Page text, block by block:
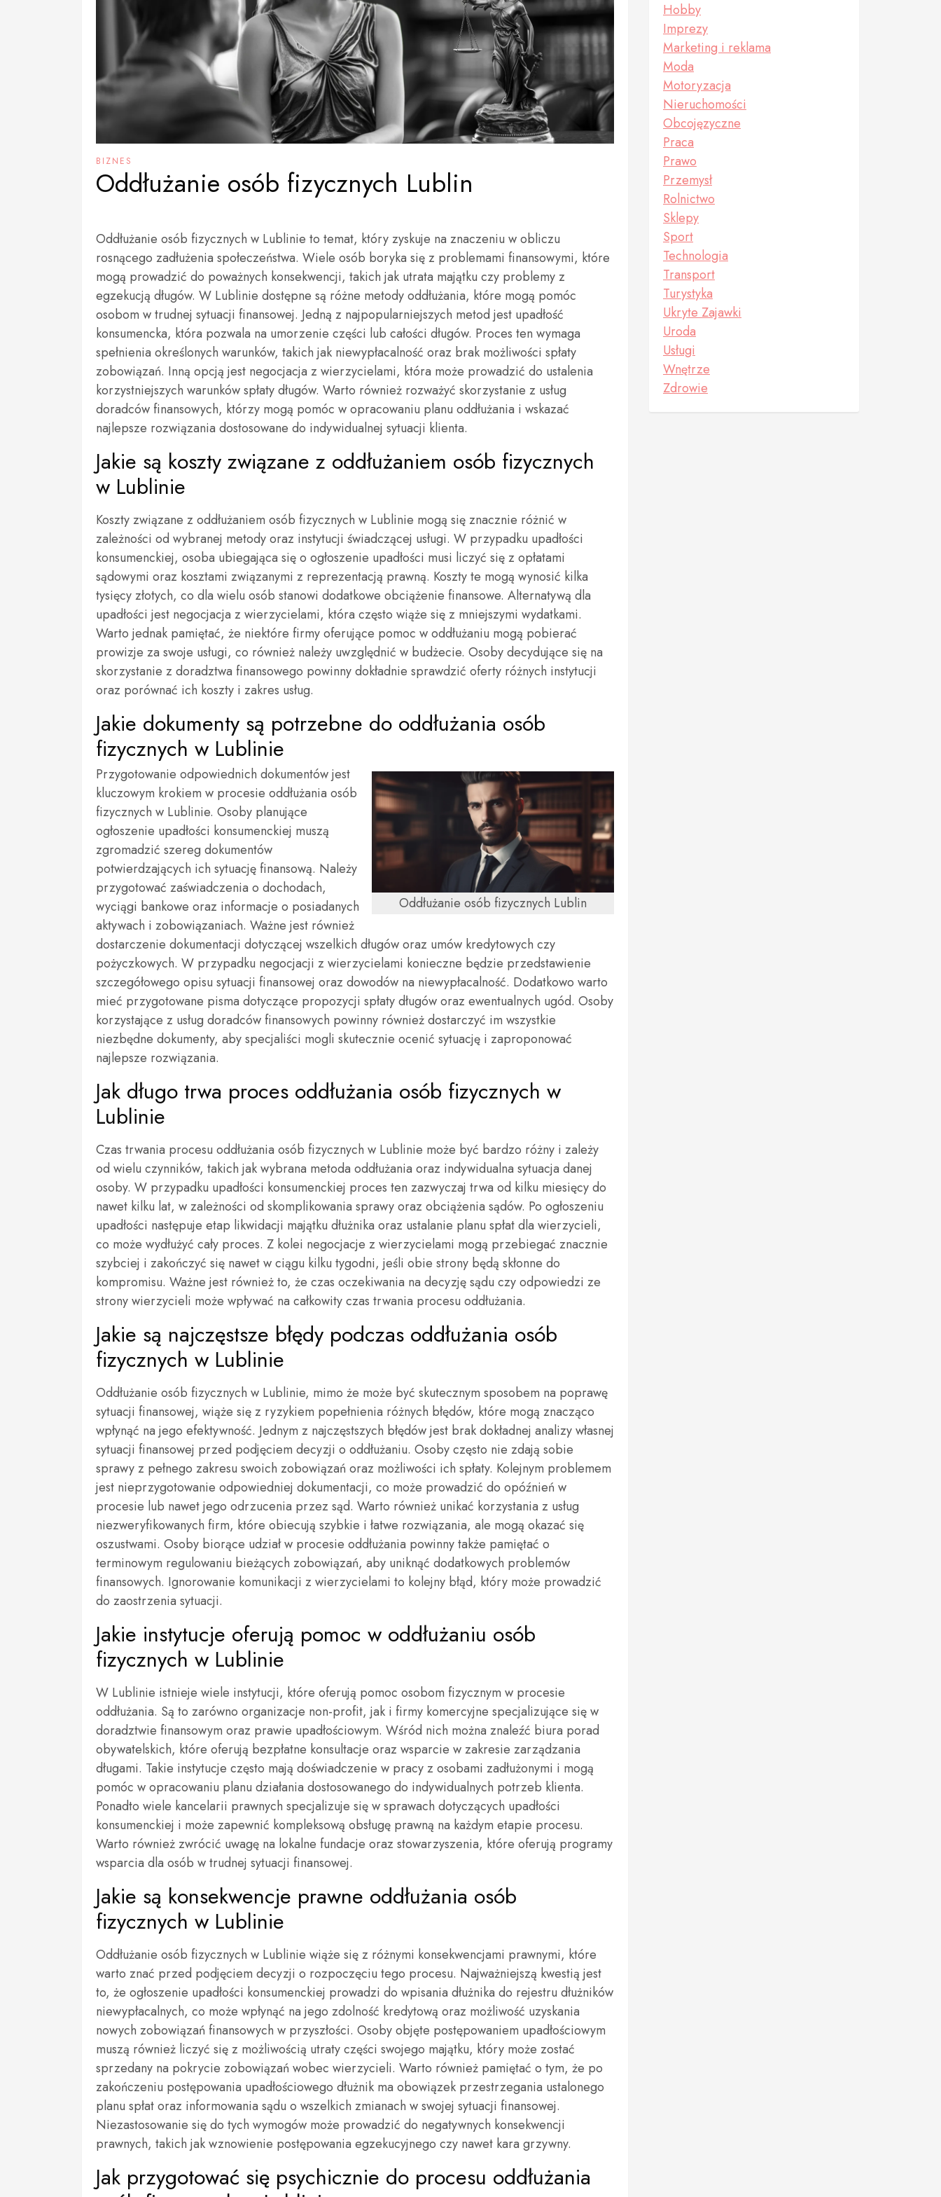
BIZNES
Oddłużanie osób fizycznych Lublin
Oddłużanie osób fizycznych w Lublinie to temat, który zyskuje na znaczeniu w obliczu
rosnącego zadłużenia społeczeństwa. Wiele osób boryka się z problemami finansowymi, które
mogą prowadzić do poważnych konsekwencji, takich jak utrata majątku czy problemy z
egzekucją długów. W Lublinie dostępne są różne metody oddłużania, które mogą pomóc
osobom w trudnej sytuacji finansowej. Jedną z najpopularniejszych metod jest upadłość
konsumencka, która pozwala na umorzenie części lub całości długów. Proces ten wymaga
spełnienia określonych warunków, takich jak niewypłacalność oraz brak możliwości spłaty
zobowiązań. Inną opcją jest negocjacja z wierzycielami, która może prowadzić do ustalenia
korzystniejszych warunków spłaty długów. Warto również rozważyć skorzystanie z usług
doradców finansowych, którzy mogą pomóc w opracowaniu planu oddłużania i wskazać
najlepsze rozwiązania dostosowane do indywidualnej sytuacji klienta.
Jakie są koszty związane z oddłużaniem osób fizycznych
w Lublinie
Koszty związane z oddłużaniem osób fizycznych w Lublinie mogą się znacznie różnić w
zależności od wybranej metody oraz instytucji świadczącej usługi. W przypadku upadłości
konsumenckiej, osoba ubiegająca się o ogłoszenie upadłości musi liczyć się z opłatami
sądowymi oraz kosztami związanymi z reprezentacją prawną. Koszty te mogą wynosić kilka
tysięcy złotych, co dla wielu osób stanowi dodatkowe obciążenie finansowe. Alternatywą dla
upadłości jest negocjacja z wierzycielami, która często wiąże się z mniejszymi wydatkami.
Warto jednak pamiętać, że niektóre firmy oferujące pomoc w oddłużaniu mogą pobierać
prowizje za swoje usługi, co również należy uwzględnić w budżecie. Osoby decydujące się na
skorzystanie z doradztwa finansowego powinny dokładnie sprawdzić oferty różnych instytucji
oraz porównać ich koszty i zakres usług.
Jakie dokumenty są potrzebne do oddłużania osób
fizycznych w Lublinie
Oddłużanie osób fizycznych Lublin
Przygotowanie odpowiednich dokumentów jest
kluczowym krokiem w procesie oddłużania osób
fizycznych w Lublinie. Osoby planujące
ogłoszenie upadłości konsumenckiej muszą
zgromadzić szereg dokumentów
potwierdzających ich sytuację finansową. Należy
przygotować zaświadczenia o dochodach,
wyciągi bankowe oraz informacje o posiadanych
aktywach i zobowiązaniach. Ważne jest również
dostarczenie dokumentacji dotyczącej wszelkich długów oraz umów kredytowych czy
pożyczkowych. W przypadku negocjacji z wierzycielami konieczne będzie przedstawienie
szczegółowego opisu sytuacji finansowej oraz dowodów na niewypłacalność. Dodatkowo warto
mieć przygotowane pisma dotyczące propozycji spłaty długów oraz ewentualnych ugód. Osoby
korzystające z usług doradców finansowych powinny również dostarczyć im wszystkie
niezbędne dokumenty, aby specjaliści mogli skutecznie ocenić sytuację i zaproponować
najlepsze rozwiązania.
Jak długo trwa proces oddłużania osób fizycznych w
Lublinie
Czas trwania procesu oddłużania osób fizycznych w Lublinie może być bardzo różny i zależy
od wielu czynników, takich jak wybrana metoda oddłużania oraz indywidualna sytuacja danej
osoby. W przypadku upadłości konsumenckiej proces ten zazwyczaj trwa od kilku miesięcy do
nawet kilku lat, w zależności od skomplikowania sprawy oraz obciążenia sądów. Po ogłoszeniu
upadłości następuje etap likwidacji majątku dłużnika oraz ustalanie planu spłat dla wierzycieli,
co może wydłużyć cały proces. Z kolei negocjacje z wierzycielami mogą przebiegać znacznie
szybciej i zakończyć się nawet w ciągu kilku tygodni, jeśli obie strony będą skłonne do
kompromisu. Ważne jest również to, że czas oczekiwania na decyzję sądu czy odpowiedzi ze
strony wierzycieli może wpływać na całkowity czas trwania procesu oddłużania.
Jakie są najczęstsze błędy podczas oddłużania osób
fizycznych w Lublinie
Oddłużanie osób fizycznych w Lublinie, mimo że może być skutecznym sposobem na poprawę
sytuacji finansowej, wiąże się z ryzykiem popełnienia różnych błędów, które mogą znacząco
wpłynąć na jego efektywność. Jednym z najczęstszych błędów jest brak dokładnej analizy własnej
sytuacji finansowej przed podjęciem decyzji o oddłużaniu. Osoby często nie zdają sobie
sprawy z pełnego zakresu swoich zobowiązań oraz możliwości ich spłaty. Kolejnym problemem
jest nieprzygotowanie odpowiedniej dokumentacji, co może prowadzić do opóźnień w
procesie lub nawet jego odrzucenia przez sąd. Warto również unikać korzystania z usług
niezweryfikowanych firm, które obiecują szybkie i łatwe rozwiązania, ale mogą okazać się
oszustwami. Osoby biorące udział w procesie oddłużania powinny także pamiętać o
terminowym regulowaniu bieżących zobowiązań, aby uniknąć dodatkowych problemów
finansowych. Ignorowanie komunikacji z wierzycielami to kolejny błąd, który może prowadzić
do zaostrzenia sytuacji.
Jakie instytucje oferują pomoc w oddłużaniu osób
fizycznych w Lublinie
W Lublinie istnieje wiele instytucji, które oferują pomoc osobom fizycznym w procesie
oddłużania. Są to zarówno organizacje non-profit, jak i firmy komercyjne specjalizujące się w
doradztwie finansowym oraz prawie upadłościowym. Wśród nich można znaleźć biura porad
obywatelskich, które oferują bezpłatne konsultacje oraz wsparcie w zakresie zarządzania
długami. Takie instytucje często mają doświadczenie w pracy z osobami zadłużonymi i mogą
pomóc w opracowaniu planu działania dostosowanego do indywidualnych potrzeb klienta.
Ponadto wiele kancelarii prawnych specjalizuje się w sprawach dotyczących upadłości
konsumenckiej i może zapewnić kompleksową obsługę prawną na każdym etapie procesu.
Warto również zwrócić uwagę na lokalne fundacje oraz stowarzyszenia, które oferują programy
wsparcia dla osób w trudnej sytuacji finansowej.
Jakie są konsekwencje prawne oddłużania osób
fizycznych w Lublinie
Oddłużanie osób fizycznych w Lublinie wiąże się z różnymi konsekwencjami prawnymi, które
warto znać przed podjęciem decyzji o rozpoczęciu tego procesu. Najważniejszą kwestią jest
to, że ogłoszenie upadłości konsumenckiej prowadzi do wpisania dłużnika do rejestru dłużników
niewypłacalnych, co może wpłynąć na jego zdolność kredytową oraz możliwość uzyskania
nowych zobowiązań finansowych w przyszłości. Osoby objęte postępowaniem upadłościowym
muszą również liczyć się z możliwością utraty części swojego majątku, który może zostać
sprzedany na pokrycie zobowiązań wobec wierzycieli. Warto również pamiętać o tym, że po
zakończeniu postępowania upadłościowego dłużnik ma obowiązek przestrzegania ustalonego
planu spłat oraz informowania sądu o wszelkich zmianach w swojej sytuacji finansowej.
Niezastosowanie się do tych wymogów może prowadzić do negatywnych konsekwencji
prawnych, takich jak wznowienie postępowania egzekucyjnego czy nawet kara grzywny.
Jak przygotować się psychicznie do procesu oddłużania
Hobby
Imprezy
Marketing i reklama
Moda
Motoryzacja
Nieruchomości
Obcojęzyczne
Praca
Prawo
Przemysł
Rolnictwo
Sklepy
Sport
Technologia
Transport
Turystyka
Ukryte Zajawki
Uroda
Usługi
Wnętrze
Zdrowie